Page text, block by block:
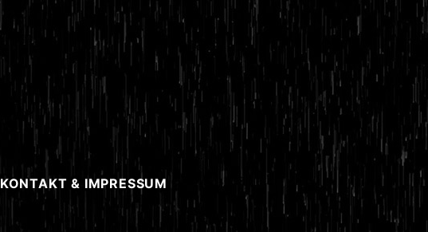
KONTAKT & IMPRESSUM